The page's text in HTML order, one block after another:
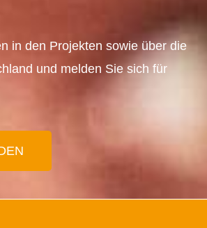
in den Projekten sowie über die
und melden Sie sich für